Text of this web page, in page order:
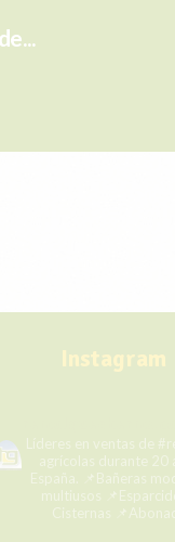
Instagram
Líderes en ventas de
agrícolas durante 20
España.
📌Bañeras
multiusos
Cisternas